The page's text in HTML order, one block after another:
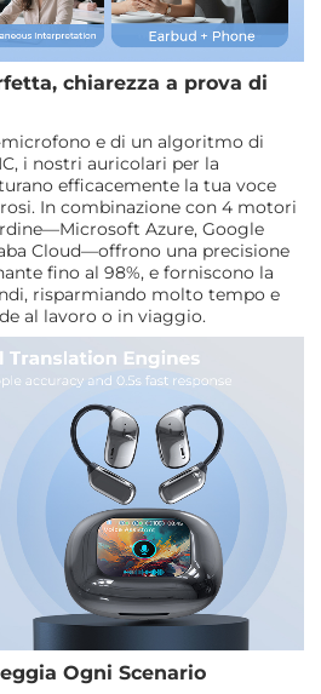
chiarezza a prova di
e di un algoritmo di
i nostri auricolari per la
efficacemente la tua voce
In combinazione con 4 motori
Azure, Google
Cloud—offrono una precisione
fino al 98%, e forniscono la
risparmiando molto tempo e
al lavoro o in viaggio.
Ogni Scenario